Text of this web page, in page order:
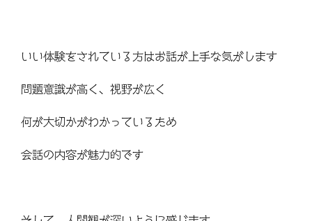
いい体験をされている方はお話が上手な気がします
問題意識が高く、視野が広く
何が大切かがわかっているため
会話の内容が魅力的です